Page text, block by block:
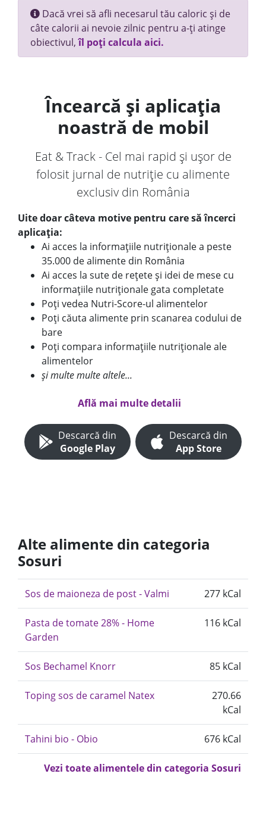
Dacă vrei să afli necesarul tău caloric și de
câte calorii ai nevoie zilnic pentru a-ți atinge
obiectivul,îl poți calcula aici.
Încearcă și aplicația
noastră de mobil
Eat & Track - Cel mai rapid și ușor de
folosit jurnal de nutriție cu alimente
exclusiv din România
Uite doar câteva motive pentru care să încerci
aplicația:
Ai acces la informațiile nutriționale a peste
35.000 de alimente din România
Ai acces la sute de rețete și idei de mese cu
informațiile nutriționale gata completate
Poți vedea Nutri-Score-ul alimentelor
Poți căuta alimente prin scanarea codului de
bare
Poți compara informațiile nutriționale ale
alimentelor
și multe multe altele...
Află mai multe detalii
Descarcă din
Google Play
Descarcă din
App Store
Alte alimente din categoria
Sosuri
Sos de maioneza de post - Valmi 277 kCal
Pasta de tomate 28% - Home
Garden
116 kCal
Sos Bechamel Knorr 85 kCal
Toping sos de caramel Natex
270.66
kCal
Tahini bio - Obio 676 kCal
Vezi toate alimentele din categoria Sosuri